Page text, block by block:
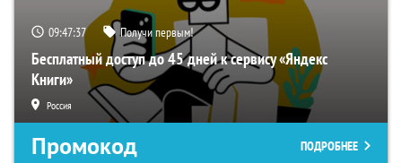
09:47:36 Получи первым!
Бесплатный доступ до 45 дней к сервису «Яндекс
Книги»
Россия
Промокод ПОДРОБНЕЕ